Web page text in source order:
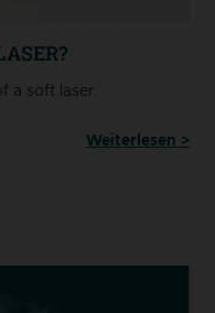
a soft laser.
Weiterlesen >